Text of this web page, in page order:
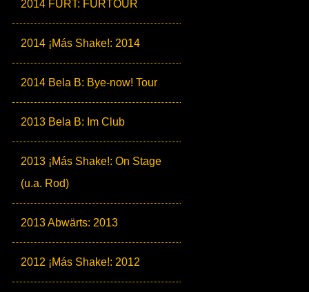
2014 FURT: FURTOUR
2014 ¡Más Shake!: 2014
2014 Bela B: Bye-now! Tour
2013 Bela B: Im Club
2013 ¡Más Shake!: On Stage
(u.a. Rod)
2013 Abwärts: 2013
2012 ¡Más Shake!: 2012